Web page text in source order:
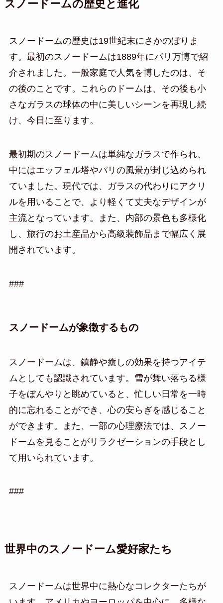
スノードームの歴史と進化
スノードームの歴史は19世紀末にさかのぼりま
す。最初のスノードームは1889年にパリ万博で紹
介されました。一般家庭で人気を博したのは、そ
の後のことです。これらのドームは、その後も小
さなガラスの球体の中に美しいシーンを再現し続
け、今日に至ります。
最初期のスノードームは単純なガラスで作られ、
中にはエッフェル塔やパリの風景が封じ込められ
ていました。現代では、ガラスの代わりにアクリ
ルを用いることで、より軽くて丈夫なデザインが
主流となっています。また、内部の景色も多様化
し、旅行のお土産品から高級装飾品まで幅広く展
開されています。
###
スノードームが象徴するもの
スノードームは、鎮静や癒しの効果を持つアイテ
ムとしても認識されています。雪が舞い落ちる様
子をぼんやりと眺めていると、忙しい日常を一時
的に忘れることができ、心の安らぎを感じること
ができます。また、一部の心理療法では、スノー
ドームを見ることがリラクゼーションの手段とし
て用いられています。
###
世界中のスノードーム愛好家たち
スノードームは世界中に熱心なコレクターたちが